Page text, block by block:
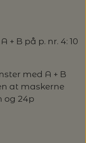
+ B på p. nr. 4: 10
med A + B
at maskerne
og 24p